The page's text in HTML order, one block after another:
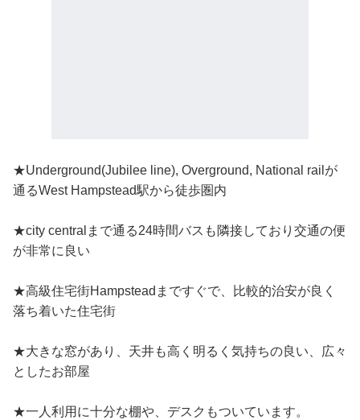
★Underground(Jubilee line), Overground, National railが
通るWest Hampstead駅から徒歩圏内
★city centralまで通る24時間バスも隣接しており交通の便
が非常に良い
★高級住宅街Hampsteadまですぐで、比較的治安が良く
落ち着いた住宅街
★大きな窓があり、天井も高く明るく気持ちの良い、広々
としたお部屋
★一人利用に十分な棚や、デスクもついています。